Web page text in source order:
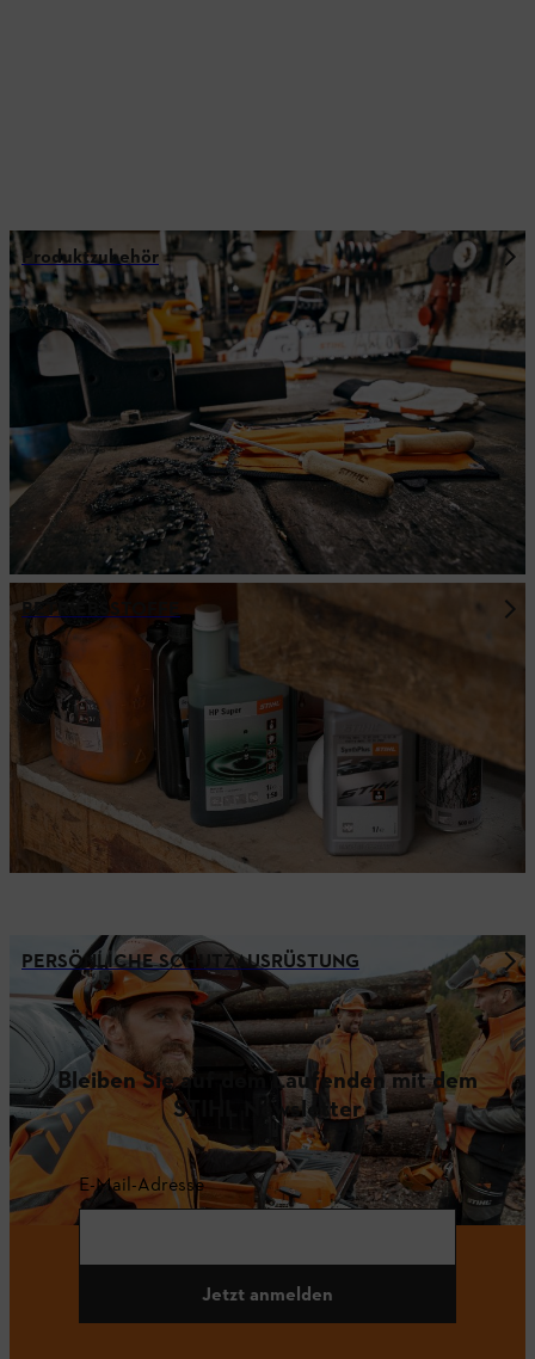
Produktzubehör
BETRIEBSSTOFFE
PERSÖNLICHE SCHUTZAUSRÜSTUNG
Bleiben Sie auf dem Laufenden mit dem
STIHL Newsletter
E-Mail-Adresse
Jetzt anmelden